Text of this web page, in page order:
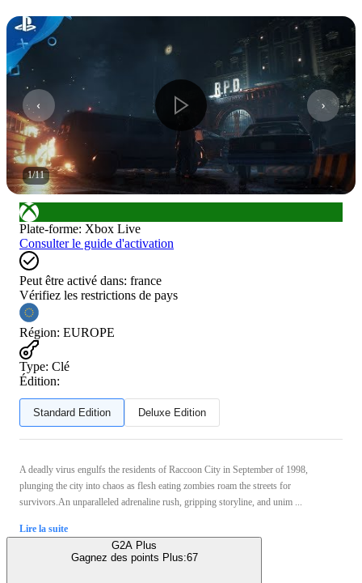
1/11
Plate-forme: Xbox Live
Consulter le guide d'activation
Peut être activé dans: france
Vérifiez les restrictions de pays
Région: EUROPE
Type: Clé
Édition:
Standard Edition Deluxe Edition
A deadly virus engulfs the residents of Raccoon City in September of 1998,
plunging the city into chaos as flesh eating zombies roam the streets for
survivors.An unparalleled adrenaline rush, gripping storyline, and unim ...
Lire la suite
G2A Plus
Gagnez des points Plus:67